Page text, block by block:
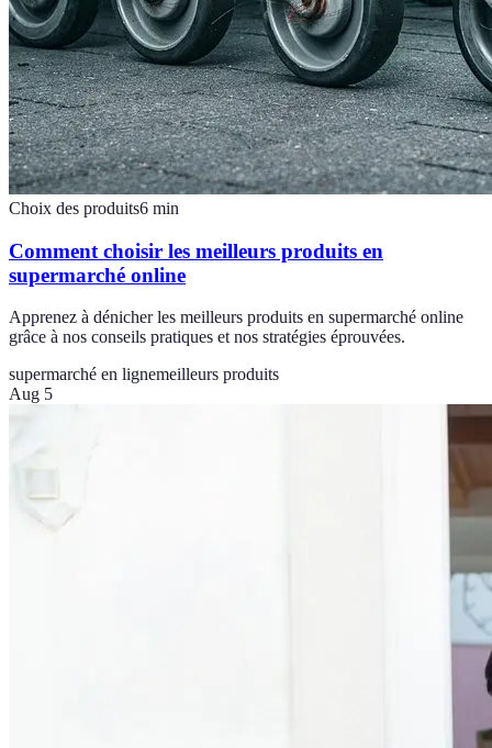
Choix des produits6 min
Comment choisir les meilleurs produits en
supermarché online
Apprenez à dénicher les meilleurs produits en supermarché online
grâce à nos conseils pratiques et nos stratégies éprouvées.
supermarché en lignemeilleurs produits
Aug 5